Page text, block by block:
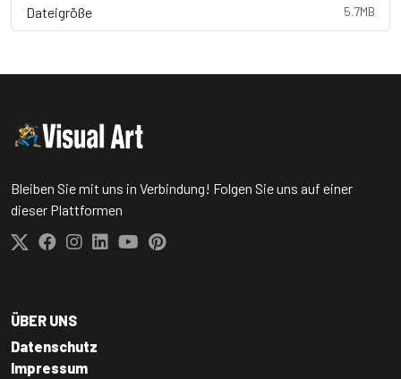
Dateigröße 5.7MB
Bleiben Sie mit uns in Verbindung! Folgen Sie uns auf einer
dieser Plattformen
ÜBER UNS
Datenschutz
Impressum